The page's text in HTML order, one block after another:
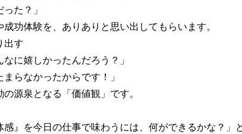
た？」
功体験を、ありありと思い出してもらいます。
出す
に嬉しかったんだろう？」
らなかったからです！」
源泉となる「価値観」です。
』を今日の仕事で味わうには、何ができるかな？」